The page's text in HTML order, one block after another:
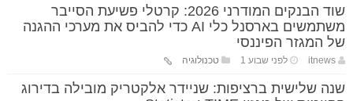
שוד הבנקים המודרני 2026: קרטלי פשיעת הסייבר
משתמשים בארסנל כלי AI כדי להביס את מערכי ההגנה
של המגזר הפיננסי
itnews לפני שבוע 1 טכנולוגיה
שנה שלישית ברציפות: שניידר אלקטריק מובילה בדירוג